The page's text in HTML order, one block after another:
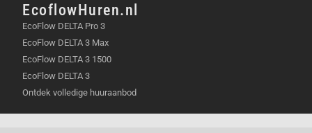
EcoflowHuren.nl
EcoFlow DELTA Pro 3
EcoFlow DELTA 3 Max
EcoFlow DELTA 3 1500
EcoFlow DELTA 3
Ontdek volledige huuraanbod